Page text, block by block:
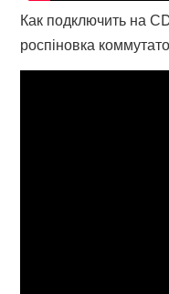
Как подключить на
роспіновка